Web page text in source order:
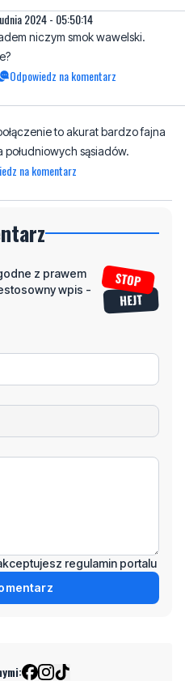
2024 - 05:50:14
niczym smok wawelski.
Odpowiedz na komentarz
to akurat bardzo fajna
sąsiadów.
na komentarz
z prawem
wpis -
regulamin portalu